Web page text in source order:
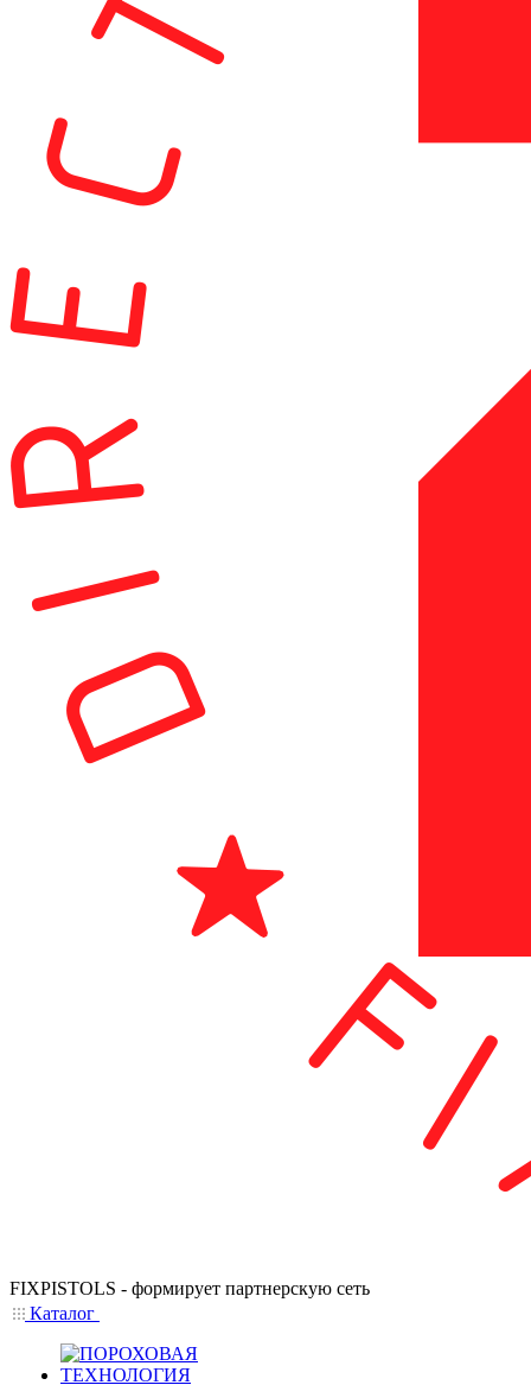
FIXPISTOLS - формирует партнерскую сеть
Каталог